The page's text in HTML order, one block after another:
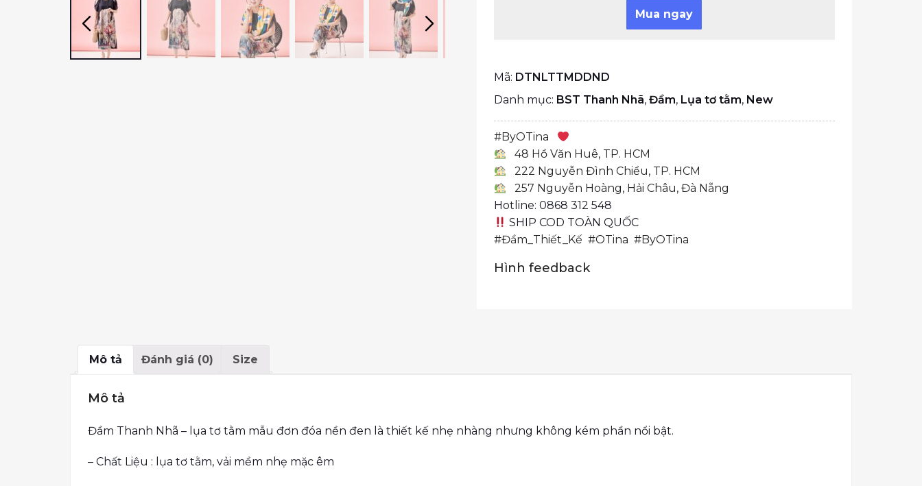
Mua ngay
Mã: DTNLTTMDDND
Danh mục: BST Thanh Nhã, Đầm, Lụa tơ tằm, New
#ByOTina
48 Hồ Văn Huê, TP. HCM
222 Nguyễn Đình Chiểu, TP. HCM
257 Nguyễn Hoàng, Hải Châu, Đà Nẵng
Hotline: 0868 312 548
SHIP COD TOÀN QUỐC
#Đầm_Thiết_Kế #OTina #ByOTina
Hình feedback
Mô tả Đánh giá (0) Size
Mô tả
Đầm Thanh Nhã – lụa tơ tằm mẫu đơn đóa nền đen là thiết kế nhẹ nhàng nhưng không kém phần nổi bật.
– Chất Liệu : lụa tơ tằm, vải mềm nhẹ mặc êm